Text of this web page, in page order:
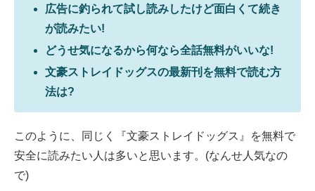
広告に釣られて試し読みしたけど面白くて続き
が読みたい!
どうせ気になるから何なら全話無料がいいな!
文豪ストレイドッグスの最新刊を無料で読む方
法は?
このように、同じく『文豪ストレイドッグス』を無料で
安全に読みたい人は多いと思います。(なんせ人気なの
で)